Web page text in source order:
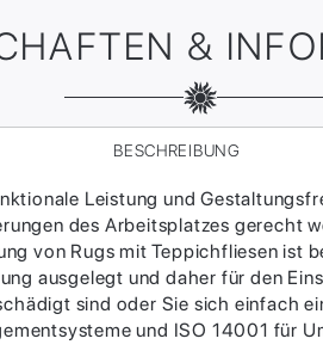
&
BESCHREIBUNG
Leistung und
des Arbeitsplatzes gerecht
von Rugs mit Teppichfliesen
ausgelegt und daher für den
sind oder Sie sich einfach
und ISO 14001 für